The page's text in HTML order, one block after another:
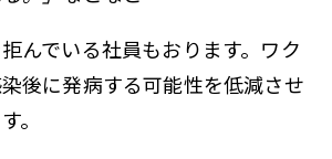
んでいる社員もおります。ワク
後に発病する可能性を低減させ
。